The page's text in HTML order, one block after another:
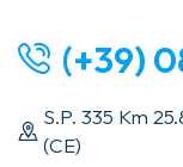
(+39)
S.P. 335 Km
(CE)